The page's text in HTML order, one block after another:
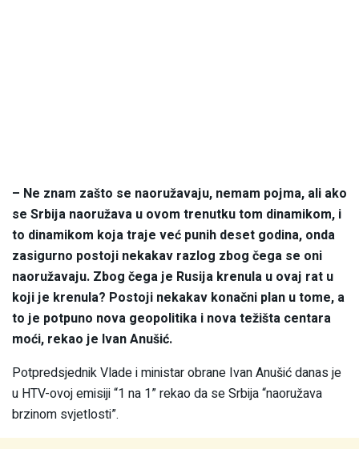
– Ne znam zašto se naoružavaju, nemam pojma, ali ako
se Srbija naoružava u ovom trenutku tom dinamikom, i
to dinamikom koja traje već punih deset godina, onda
zasigurno postoji nekakav razlog zbog čega se oni
naoružavaju. Zbog čega je Rusija krenula u ovaj rat u
koji je krenula? Postoji nekakav konačni plan u tome, a
to je potpuno nova geopolitika i nova težišta centara
moći, rekao je Ivan Anušić.
Potpredsjednik Vlade i ministar obrane Ivan Anušić danas je
u HTV-ovoj emisiji “1 na 1” rekao da se Srbija “naoružava
brzinom svjetlosti”.